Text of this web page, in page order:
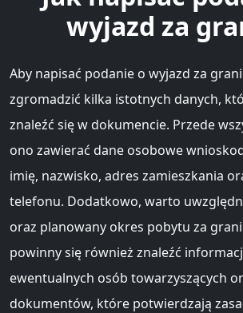
wyjazd za
Aby napisać podanie o wyjazd za
zgromadzić kilka istotnych danych,
znaleźć się w dokumencie. Przede
ono zawierać dane osobowe
imię, nazwisko, adres zamieszkania
telefonu. Dodatkowo, warto
oraz planowany okres pobytu za
powinny się również znaleźć
ewentualnych osób towarzyszących
dokumentów, które potwierdzają